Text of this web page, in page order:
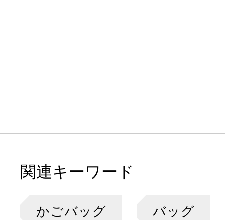
関連キーワード
かごバッグ バッグ